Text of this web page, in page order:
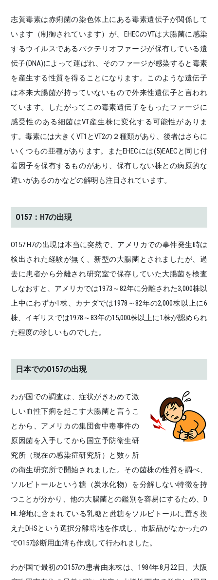
志賀毒素は赤痢菌の染色体上にある毒素遺伝子が関係して
います（制御されています）が、EHECのVTは大腸菌に感染
するウイルスであるバクテリオファージが保有している遺
伝子(DNA)によって運ばれ、そのファージが感染すると毒素
を産生する性質を得ることになります。このような遺伝子
は本来大腸菌が持っていないもので外来性遺伝子と言われ
ています。したがってこの毒素遺伝子をもったファージに
感受性のある細菌はVT産生株に変化する可能性がありま
す。毒素には大きくVT1とVT2の２種類があり、後者はさらに
いくつもの亜種があります。またEHECには(5)EAECと同じ付
着因子を保有するものがあり、保有しない株との病原的な
違いがあるのかなどの解明も注目されています。
O157：H7の出現
O157:H7の出現は本当に突然で、アメリカでの事件発生時は
検出された経験が無く、新型の大腸菌とされましたが、過
去に患者から分離され研究室で保存していた大腸菌を検査
しなおすと、アメリカでは1973～82年に分離された3,000株以
上中にわずか1株、カナダでは1978～82年の2,000株以上に6
株、イギリスでは1978～83年の15,000株以上に1株が認められ
た程度の珍しいものでした。
日本でのO157の出現
わが国での調査は、症状がきわめて激
しい血性下痢を起こす大腸菌と言うこ
とから、アメリカの集団食中毒事件の
原因菌を入手してから国立予防衛生研
究所（現在の感染症研究所）と数ヶ所
の衛生研究所で開始されました。その菌株の性質を調べ、
ソルビトールという糖（炭水化物）を分解しない特徴を持
つことが分かり、他の大腸菌との鑑別を容易にするため、D
HL培地に含まれている乳糖と蔗糖をソルビトールに置き換
えたDHSという選択分離培地を作成し、市販品がなかったの
でO157診断用血清も作成して行われました。
わが国で最初のO157の患者由来株は、1984年8月22日、大阪